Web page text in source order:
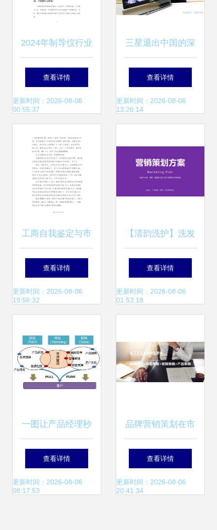
2024年制导仪行业
营销方案与市场策
划
查看详情
更新时间：2026-08-06
00:55:37
三星退出中国的深
层次原因 营销策略
的四大失误
查看详情
更新时间：2026-08-06
13:26:14
工商自我鉴定与市
场营销策划的协同
路径探析
查看详情
更新时间：2026-08-06
19:56:32
【清韵洗护】洗发
水产品市场营销策
划方案
查看详情
更新时间：2026-08-06
01:53:18
一图让产品经理秒
懂市场营销的本质
查看详情
更新时间：2026-08-06
08:17:53
品牌营销策划在市
场竞争中的核心作
用
查看详情
更新时间：2026-08-06
20:41:34